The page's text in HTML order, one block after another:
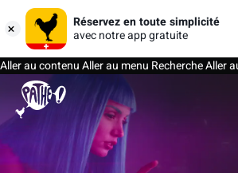
Réservez en toute simplicité
avec notre app gratuite
Aller au contenuAller au menu RechercheAller